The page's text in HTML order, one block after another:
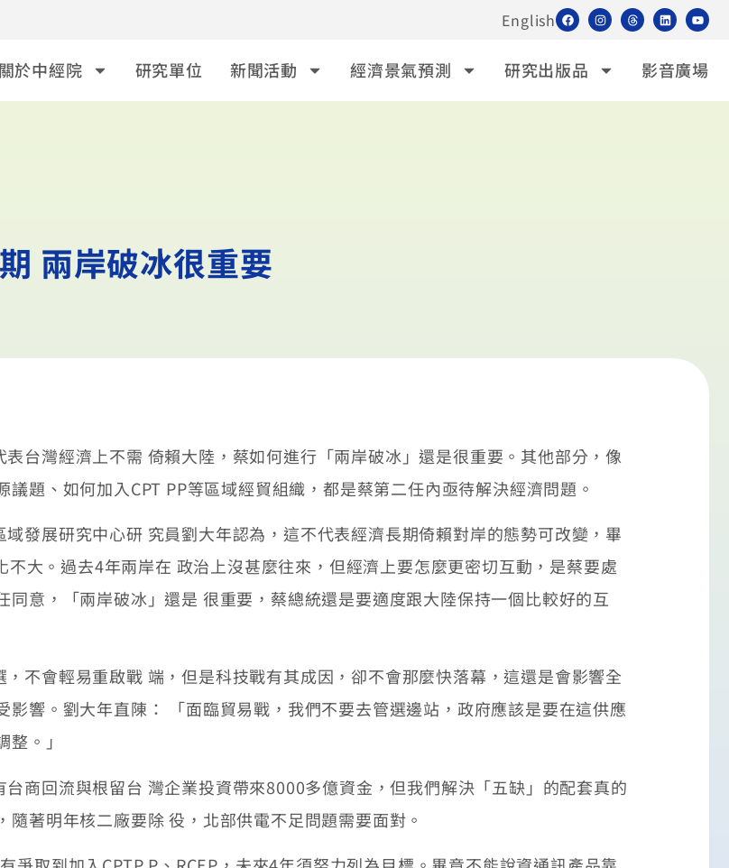
English
關於中經院 研究單位 新聞活動 經濟景氣預測 研究出版品 影音廣場
兩岸破冰很重要
灣經濟上不需 倚賴大陸，蔡如何進行「兩岸破冰」還是很重要。其他部分，像
題、如何加入CPT PP等區域經貿組織，都是蔡第二任內亟待解決經濟問題。
展研究中心研 究員劉大年認為，這不代表經濟長期倚賴對岸的態勢可改變，畢
大。過去4年兩岸在 政治上沒甚麼往來，但經濟上要怎麼更密切互動，是蔡要處
意，「兩岸破冰」還是 很重要，蔡總統還是要適度跟大陸保持一個比較好的互
會輕易重啟戰 端，但是科技戰有其成因，卻不會那麼快落幕，這還是會影響全
響。劉大年直陳： 「面臨貿易戰，我們不要去管選邊站，政府應該是要在這供應
。」
回流與根留台 灣企業投資帶來8000多億資金，但我們解決「五缺」的配套真的
著明年核二廠要除 役，北部供電不足問題需要面對。